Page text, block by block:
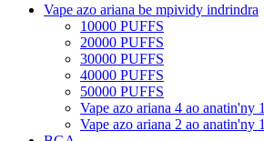
Vape azo ariana be mpividy indrindra
10000 PUFFS
20000 PUFFS
30000 PUFFS
40000 PUFFS
50000 PUFFS
Vape azo ariana 4 ao anatin'ny 1
Vape azo ariana 2 ao anatin'ny 1